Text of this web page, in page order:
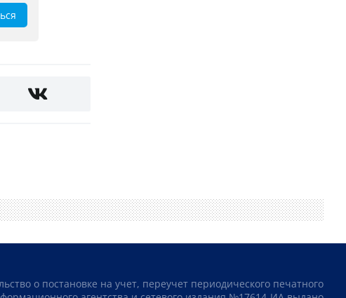
о постановке на учет, переучет периодического печатного